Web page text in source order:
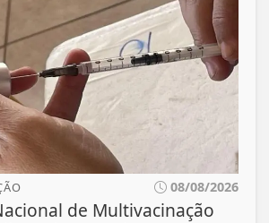
08/08/2026
de Multivacinação